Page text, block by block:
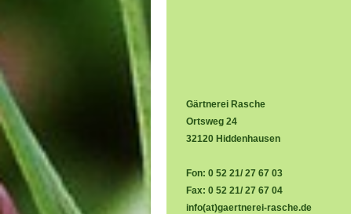
Gärtnerei Rasche
Ortsweg 24
32120 Hiddenhausen
Fon: 0 52 21/ 27 67 03
Fax: 0 52 21/ 27 67 04
info(at)gaertnerei-rasche.de